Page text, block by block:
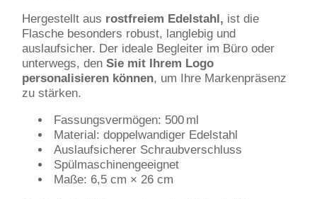
Hergestellt aus rostfreiem Edelstahl, ist die
Flasche besonders robust, langlebig und
auslaufsicher. Der ideale Begleiter im Büro oder
unterwegs, denSie mit Ihrem Logo
personalisieren können, um Ihre Markenpräsenz
zu stärken.
Fassungsvermögen: 500 ml
Material: doppelwandiger Edelstahl
Auslaufsicherer Schraubverschluss
Spülmaschinengeeignet
Maße: 6,5 cm × 26 cm